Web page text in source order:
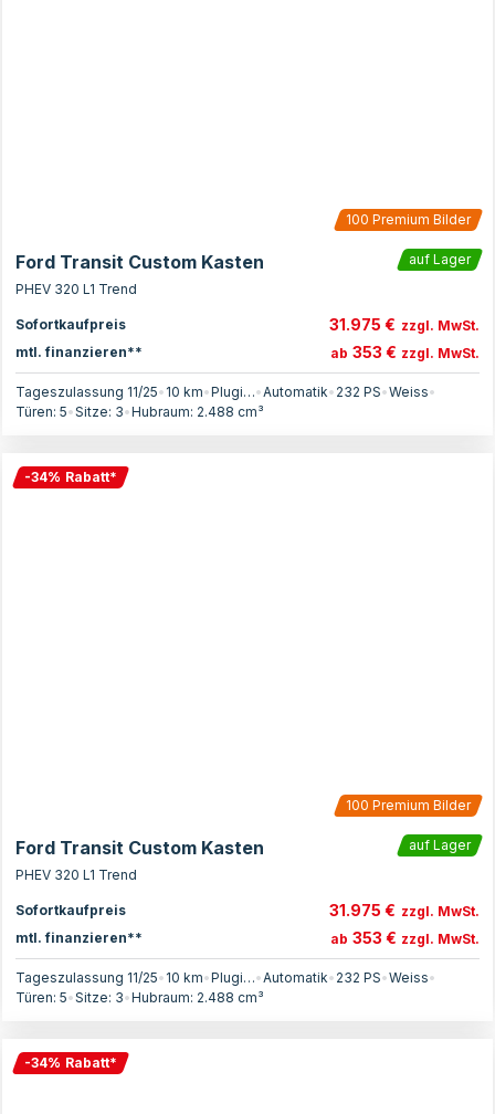
100 Premium Bilder
Ford Transit Custom Kasten
auf Lager
PHEV 320 L1 Trend
Sofortkaufpreis 31.975 € zzgl. MwSt.
mtl. finanzieren**
ab 353 € zzgl. MwSt.
Tageszulassung 11/25• 10 km• Plugin-Hybrid•Automatik• 232 PS•Weiss•
Türen: 5•Sitze: 3•Hubraum: 2.488 cm³
-34% Rabatt*
100 Premium Bilder
Ford Transit Custom Kasten
auf Lager
PHEV 320 L1 Trend
Sofortkaufpreis 31.975 € zzgl. MwSt.
mtl. finanzieren**
ab 353 € zzgl. MwSt.
Tageszulassung 11/25• 10 km• Plugin-Hybrid•Automatik• 232 PS•Weiss•
Türen: 5•Sitze: 3•Hubraum: 2.488 cm³
-34% Rabatt*